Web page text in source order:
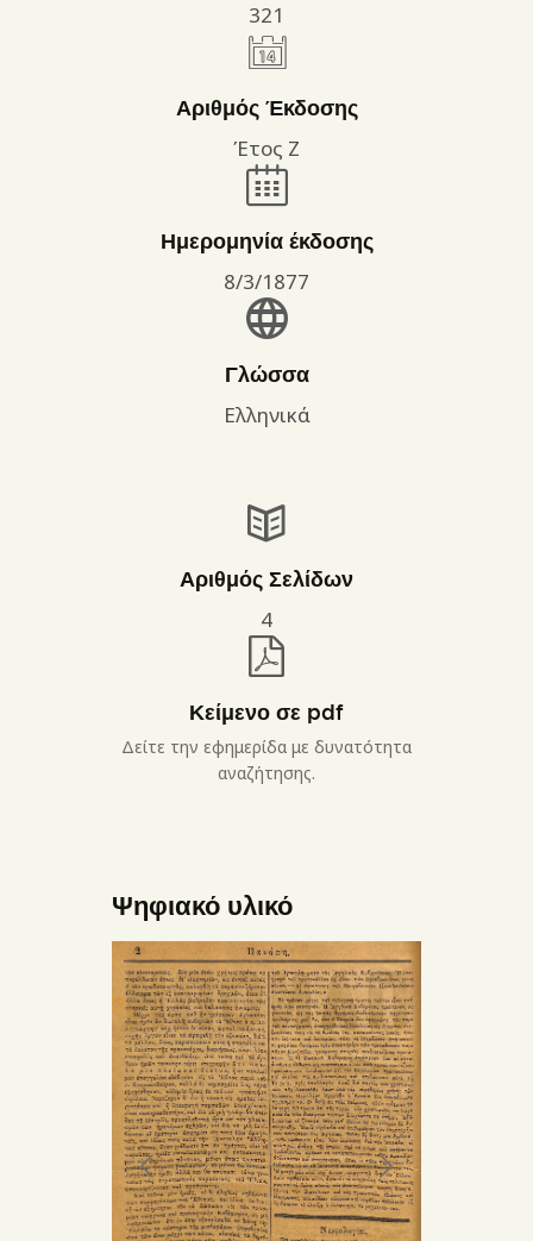
321
Αριθμός Έκδοσης
Έτος Ζ
Ημερομηνία έκδοσης
8/3/1877
Γλώσσα
Ελληνικά
Αριθμός Σελίδων
4
Κείμενο σε pdf
Δείτε την εφημερίδα με δυνατότητα
αναζήτησης.
Ψηφιακό υλικό